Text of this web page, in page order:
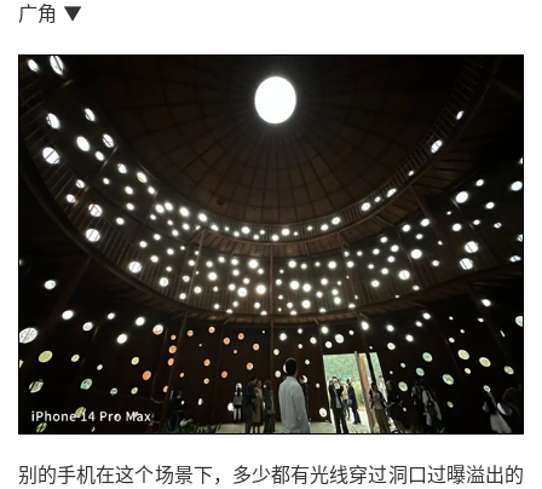
广角 ▼
别的手机在这个场景下，多少都有光线穿过洞口过曝溢出的